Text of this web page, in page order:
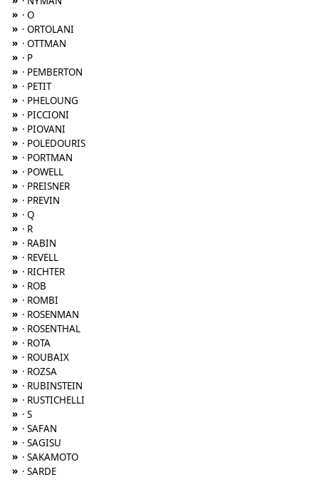
» · O
» · ORTOLANI
» · OTTMAN
» · P
» · PEMBERTON
» · PETIT
» · PHELOUNG
» · PICCIONI
» · PIOVANI
» · POLEDOURIS
» · PORTMAN
» · POWELL
» · PREISNER
» · PREVIN
» · Q
» · R
» · RABIN
» · REVELL
» · RICHTER
» · ROB
» · ROMBI
» · ROSENMAN
» · ROSENTHAL
» · ROTA
» · ROUBAIX
» · ROZSA
» · RUBINSTEIN
» · RUSTICHELLI
» · S
» · SAFAN
» · SAGISU
» · SAKAMOTO
» · SARDE